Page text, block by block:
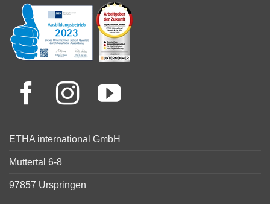
ETHA international GmbH
Muttertal 6-8
97857 Urspringen